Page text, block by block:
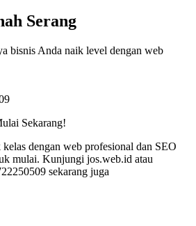
Serang
bisnis Anda naik level dengan web
Sekarang!
dengan web profesional dan SEO
mulai. Kunjungi jos.web.id atau
sekarang juga